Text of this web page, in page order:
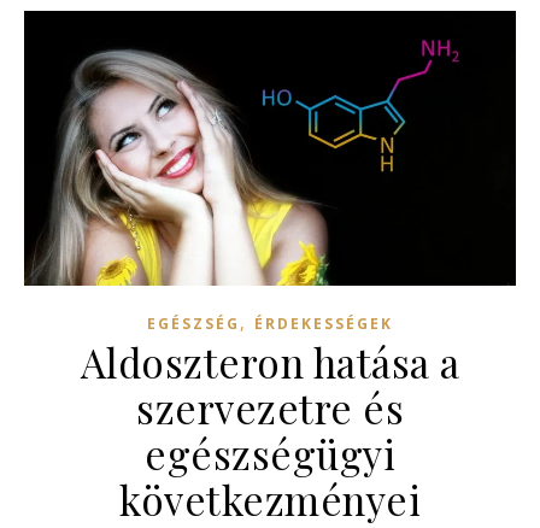
EGÉSZSÉG , ÉRDEKESSÉGEK
Aldoszteron hatása a
szervezetre és
egészségügyi
következményei